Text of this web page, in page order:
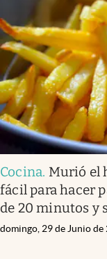
Cocina. Murió el
fácil para hacer
de 20 minutos y
domingo, 29 de Junio de